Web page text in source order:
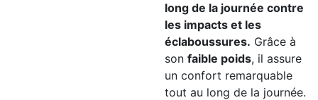
long de la journée contre
les impacts et les
éclaboussures. Grâce à
sonfaible poids, il assure
un confort remarquable
tout au long de la journée.